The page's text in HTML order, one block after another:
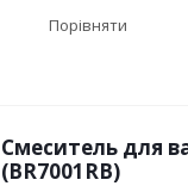
Порівняти
Смеситель для
(BR7001RB)